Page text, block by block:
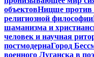
объектовНицше против
религиозной философии
шаманизма и
человек и научная
постмодернаГород
военного Луганска в